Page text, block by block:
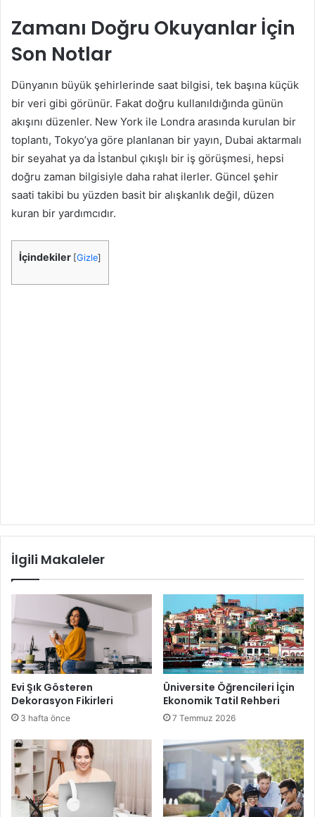
Zamanı Doğru Okuyanlar İçin
Son Notlar
Dünyanın büyük şehirlerinde saat bilgisi, tek başına küçük
bir veri gibi görünür. Fakat doğru kullanıldığında günün
akışını düzenler. New York ile Londra arasında kurulan bir
toplantı, Tokyo’ya göre planlanan bir yayın, Dubai aktarmalı
bir seyahat ya da İstanbul çıkışlı bir iş görüşmesi, hepsi
doğru zaman bilgisiyle daha rahat ilerler. Güncel şehir
saati takibi bu yüzden basit bir alışkanlık değil, düzen
kuran bir yardımcıdır.
İçindekiler [Gizle]
İlgili Makaleler
Evi Şık Gösteren
Dekorasyon Fikirleri
3 hafta önce
Üniversite Öğrencileri İçin
Ekonomik Tatil Rehberi
7 Temmuz 2026